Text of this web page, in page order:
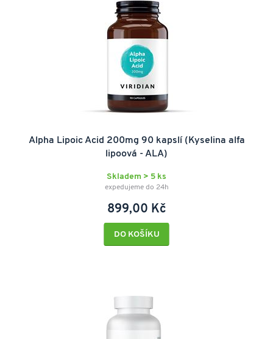
Alpha Lipoic Acid 200mg 90 kapslí (Kyselina alfa
lipoová - ALA)
Skladem > 5 ks
expedujeme do 24h
899,00 Kč
DO KOŠÍKU